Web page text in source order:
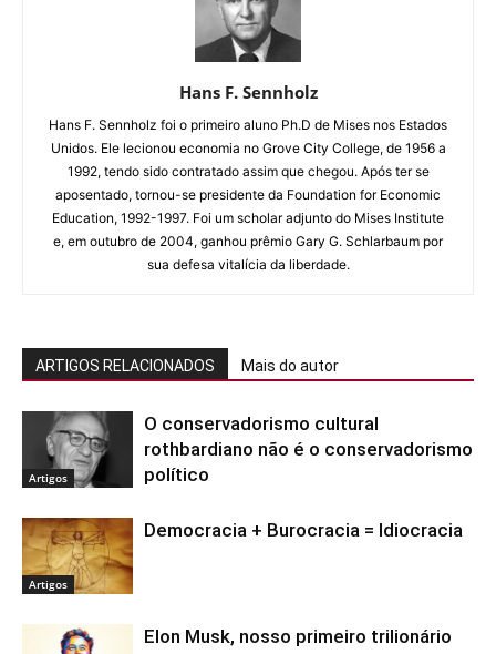
Hans F. Sennholz
Hans F. Sennholz foi o primeiro aluno Ph.D de Mises nos Estados
Unidos. Ele lecionou economia no Grove City College, de 1956 a
1992, tendo sido contratado assim que chegou. Após ter se
aposentado, tornou-se presidente da Foundation for Economic
Education, 1992-1997. Foi um scholar adjunto do Mises Institute
e, em outubro de 2004, ganhou prêmio Gary G. Schlarbaum por
sua defesa vitalícia da liberdade.
ARTIGOS RELACIONADOS Mais do autor
Artigos
O conservadorismo cultural
rothbardiano não é o conservadorismo
político
Artigos
Democracia + Burocracia = Idiocracia
Elon Musk, nosso primeiro trilionário